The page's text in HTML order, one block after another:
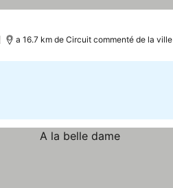
a 16.7 km de Circuit commenté de la ville